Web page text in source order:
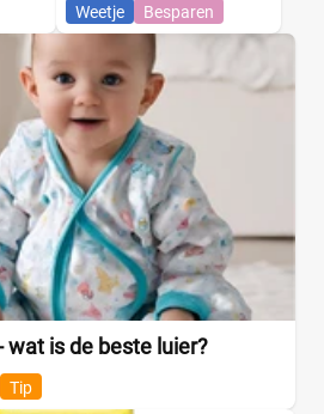
Weetje Besparen
wat is de beste luier?
Tip